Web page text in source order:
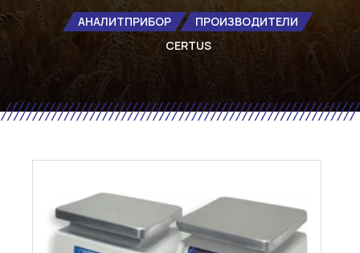
АНАЛИТПРИБОР
ПРОИЗВОДИТЕЛИ
CERTUS